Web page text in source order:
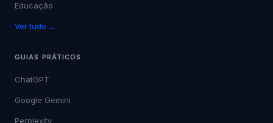
Educação
Ver tudo →
GUIAS PRÁTICOS
ChatGPT
Google Gemini
Perplexity